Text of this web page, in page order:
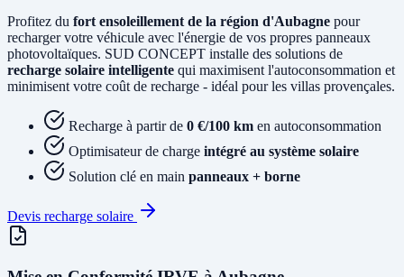
Profitez du fort ensoleillement de la région d'Aubagne pour
recharger votre véhicule avec l'énergie de vos propres panneaux
photovoltaïques. SUD CONCEPT installe des solutions de
recharge solaire intelligente qui maximisent l'autoconsommation et
minimisent votre coût de recharge - idéal pour les villas provençales.
Recharge à partir de 0 €/100 km en autoconsommation
Optimisateur de charge intégré au système solaire
Solution clé en main panneaux + borne
Devis recharge solaire